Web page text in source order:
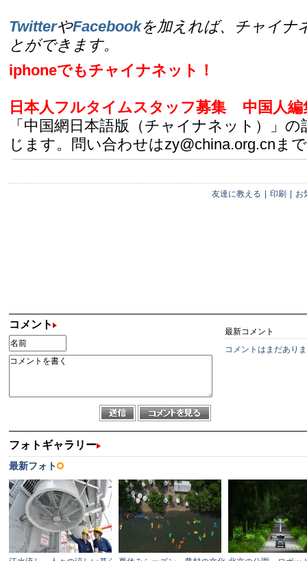
TwitterやFacebookを加えれば、チャイナ
とができます。
iphoneでもチャイナネット！
日本人フルタイムスタッフ募集
中国人
「中国網日本語版（チャイナネット）」
じます。問い合わせはzy@china.org.cnまで
友達に教える 印刷 お
コメント
最新コメント
コメントはまだあり